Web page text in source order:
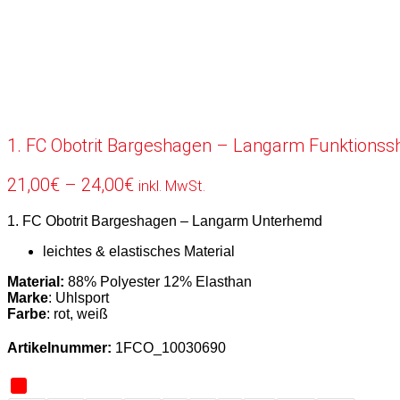
1. FC Obotrit Bargeshagen – Langarm
21,00€ – 24,00€Preisspanne:
bis
24,00€
inkl. MwSt.
1. FC Obotrit Bargeshagen – Langarm Unterhemd
leichtes & elastisches Material
Material: 88% Polyester 12% Elasthan
Marke: Uhlsport
Farbe: rot, weiß
Artikelnummer: 1FCO_10030690